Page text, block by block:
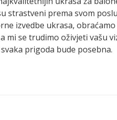
strastveni prema svom
izvedbe ukrasa,
se trudimo oživjeti vašu
prigoda bude posebna.